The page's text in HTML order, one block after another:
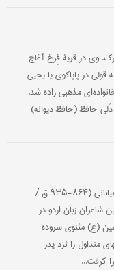
طنزپرداز ترك. وی در قریۀ قِرخ آغاج
مانیسا (بروسه‌لی، ۲ /۸۸)، و به قولی در پاپاكوی یا یحیى
«فرهنگ ادبا ... ۱»، ۲۱۲) در خانواده‌ای مذهبی زاده شد.
حافظ (حافظ دیوانه)
اشرف‌الدین، متخلص به اشرف و معروف به اشرف بیابانی (۸۶۴-۹۳۵ ق /
شاعران زبان اردو در
(ع) مثنوی سروده
متداول را نزد پدر